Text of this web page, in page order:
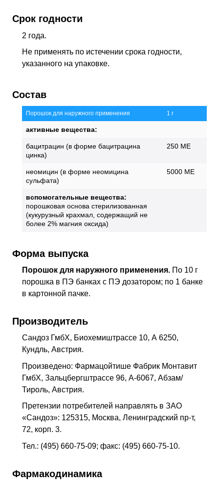
Срок годности
2 года.
Не применять по истечении срока годности,
указанного на упаковке.
Состав
Порошок для наружного применения 1 г
активные вещества:
бацитрацин (в форме бацитрацина
цинка)
250 ME
неомицин (в форме неомицина
сульфата)
5000 ME
вспомогательные вещества:
порошковая основа стерилизованная
(кукурузный крахмал, содержащий не
более 2% магния оксида)
Форма выпуска
Порошок для наружного применения. По 10 г
порошка в ПЭ банках с ПЭ дозатором; по 1 банке
в картонной пачке.
Производитель
Сандоз ГмбХ, Биохемиштрассе 10, А 6250,
Кундль, Австрия.
Произведено: Фармацойтише Фабрик Монтавит
ГмбХ, Зальцбергштрассе 96, А-6067, Абзам/
Тироль, Австрия.
Претензии потребителей направлять в ЗАО
«Сандоз»: 125315, Москва, Ленинградский пр-т,
72, корп. 3.
Тел.: (495) 660-75-09; факс: (495) 660-75-10.
Фармакодинамика